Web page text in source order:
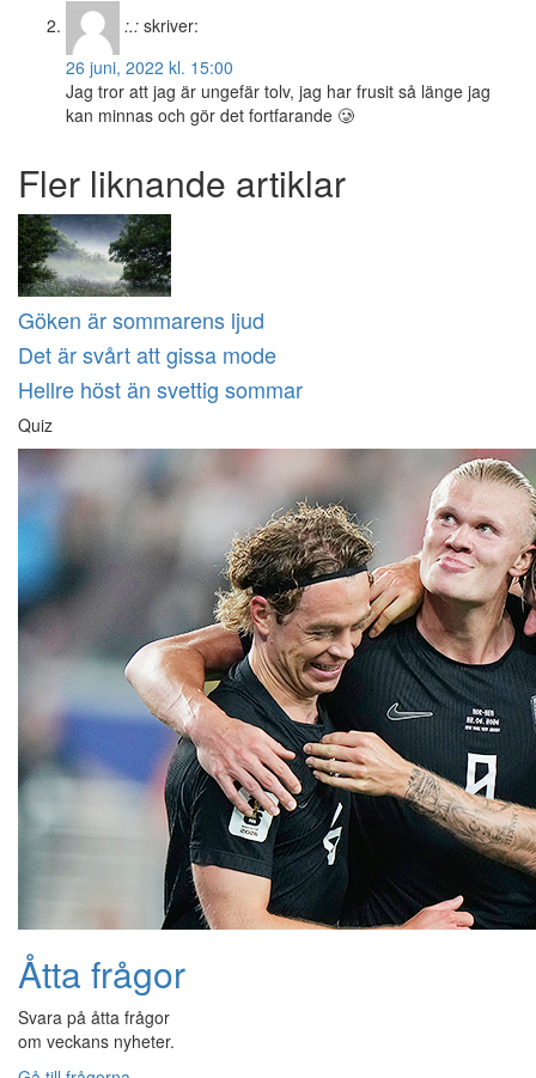
:.: skriver:
26 juni, 2022 kl. 15:00
Jag tror att jag är ungefär tolv, jag har frusit så länge jag
kan minnas och gör det fortfarande 🥲
Fler liknande artiklar
Göken är sommarens ljud
Det är svårt att gissa mode
Hellre höst än svettig sommar
Quiz
Åtta frågor
Svara på åtta frågor
om veckans nyheter.